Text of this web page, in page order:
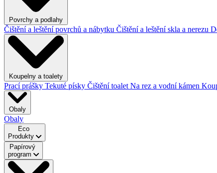
Povrchy a podlahy
Čištění a leštění povrchů a nábytku Čištění a leštění skla a nerezu
Koupelny a toalety
Prací prášky Tekuté písky Čištění toalet Na rez a vodní kámen
Obaly
Obaly
Eco
Produkty
Papírový
program